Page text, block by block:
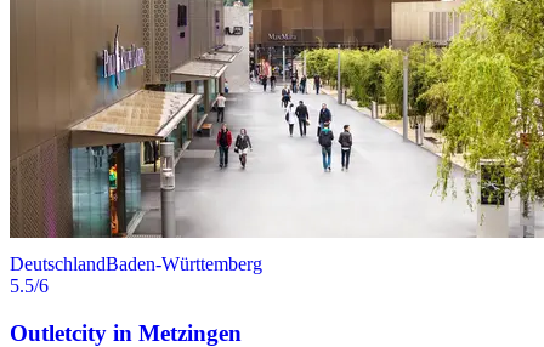
DeutschlandBaden-Württemberg
5.5/6
Outletcity in Metzingen